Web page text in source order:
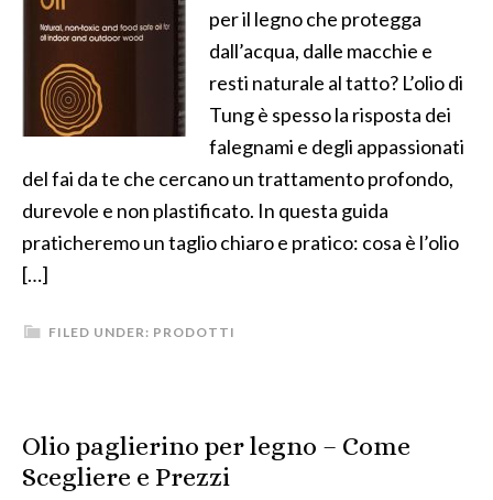
per il legno che protegga
dall’acqua, dalle macchie e
resti naturale al tatto? L’olio di
Tung è spesso la risposta dei
falegnami e degli appassionati
del fai da te che cercano un trattamento profondo,
durevole e non plastificato. In questa guida
praticheremo un taglio chiaro e pratico: cosa è l’olio
[…]
FILED UNDER: PRODOTTI
Olio paglierino per legno – Come
Scegliere e Prezzi